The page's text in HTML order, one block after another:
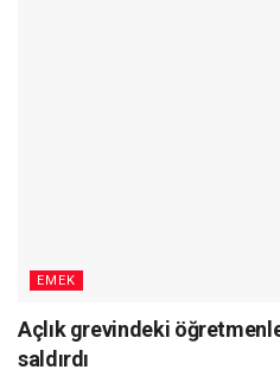
EMEK
Açlık grevindeki
saldırdı